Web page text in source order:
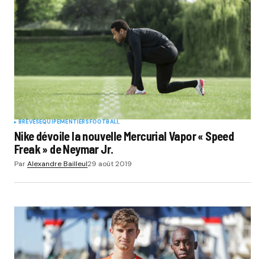
BRÈVESEQUIPEMENTIERSFOOTBALL
Nike dévoile la nouvelle Mercurial Vapor « Speed
Freak » de Neymar Jr.
ParAlexandre Bailleul29 août 2019